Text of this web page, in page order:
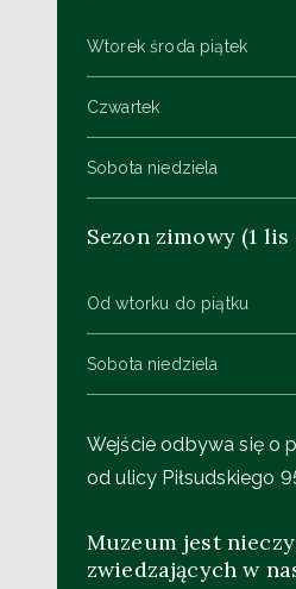
Wtorek środa piątek
Czwartek
Sobota niedziela
Sezon zimowy (1 lis
Od wtorku do piątku
Sobota niedziela
Wejście odbywa się o
od ulicy Piłsudskiego
Muzeum jest
zwiedzających w